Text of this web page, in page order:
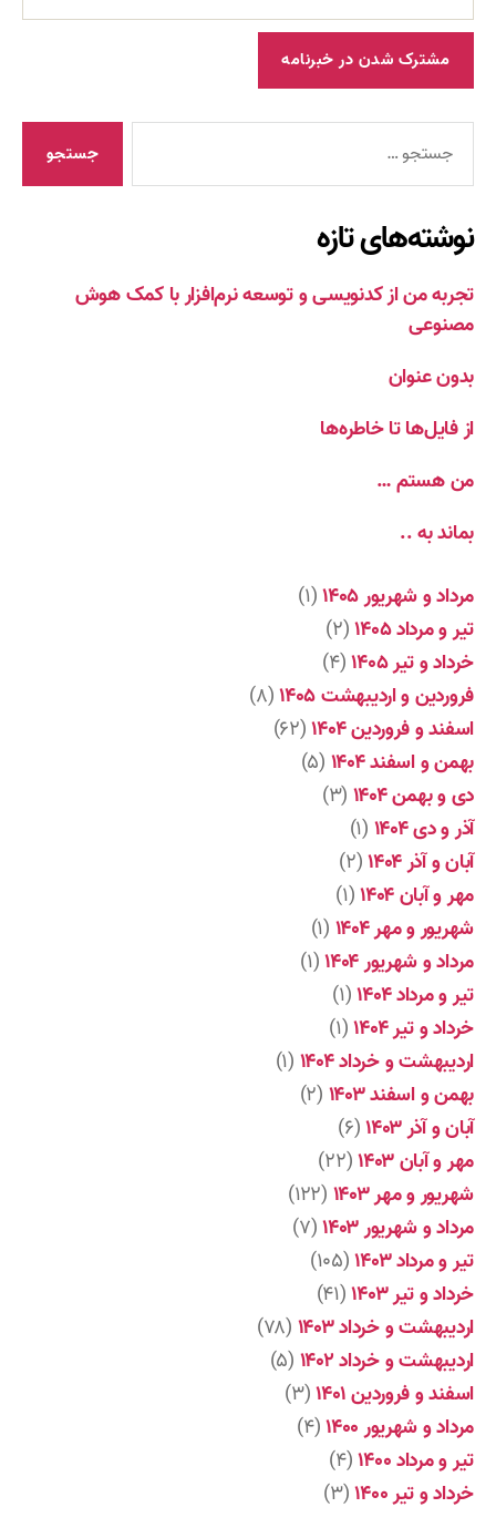
نوشته‌های تازه
تجربه من از کدنویسی و توسعه نرم‌افزار با کمک هوش
مصنوعی
بدون عنوان
از فایل‌ها تا خاطره‌ها
من هستم …
بماند به ..
مرداد و شهریور ۱۴۰۵
(۱)
تیر و مرداد ۱۴۰۵
(۲)
خرداد و تیر ۱۴۰۵
(۴)
فروردین و اردیبهشت ۱۴۰۵
(۸)
اسفند و فروردین ۱۴۰۴
(۶۲)
بهمن و اسفند ۱۴۰۴
(۵)
دی و بهمن ۱۴۰۴
(۳)
آذر و دی ۱۴۰۴
(۱)
آبان و آذر ۱۴۰۴
(۲)
مهر و آبان ۱۴۰۴
(۱)
شهریور و مهر ۱۴۰۴
(۱)
مرداد و شهریور ۱۴۰۴
(۱)
تیر و مرداد ۱۴۰۴
(۱)
خرداد و تیر ۱۴۰۴
(۱)
اردیبهشت و خرداد ۱۴۰۴
(۱)
بهمن و اسفند ۱۴۰۳
(۲)
آبان و آذر ۱۴۰۳
(۶)
مهر و آبان ۱۴۰۳
(۲۲)
شهریور و مهر ۱۴۰۳
(۱۲۲)
مرداد و شهریور ۱۴۰۳
(۷)
تیر و مرداد ۱۴۰۳
(۱۰۵)
خرداد و تیر ۱۴۰۳
(۴۱)
اردیبهشت و خرداد ۱۴۰۳
(۷۸)
اردیبهشت و خرداد ۱۴۰۲
(۵)
اسفند و فروردین ۱۴۰۱
(۳)
مرداد و شهریور ۱۴۰۰
(۴)
تیر و مرداد ۱۴۰۰
(۴)
خرداد و تیر ۱۴۰۰
(۳)